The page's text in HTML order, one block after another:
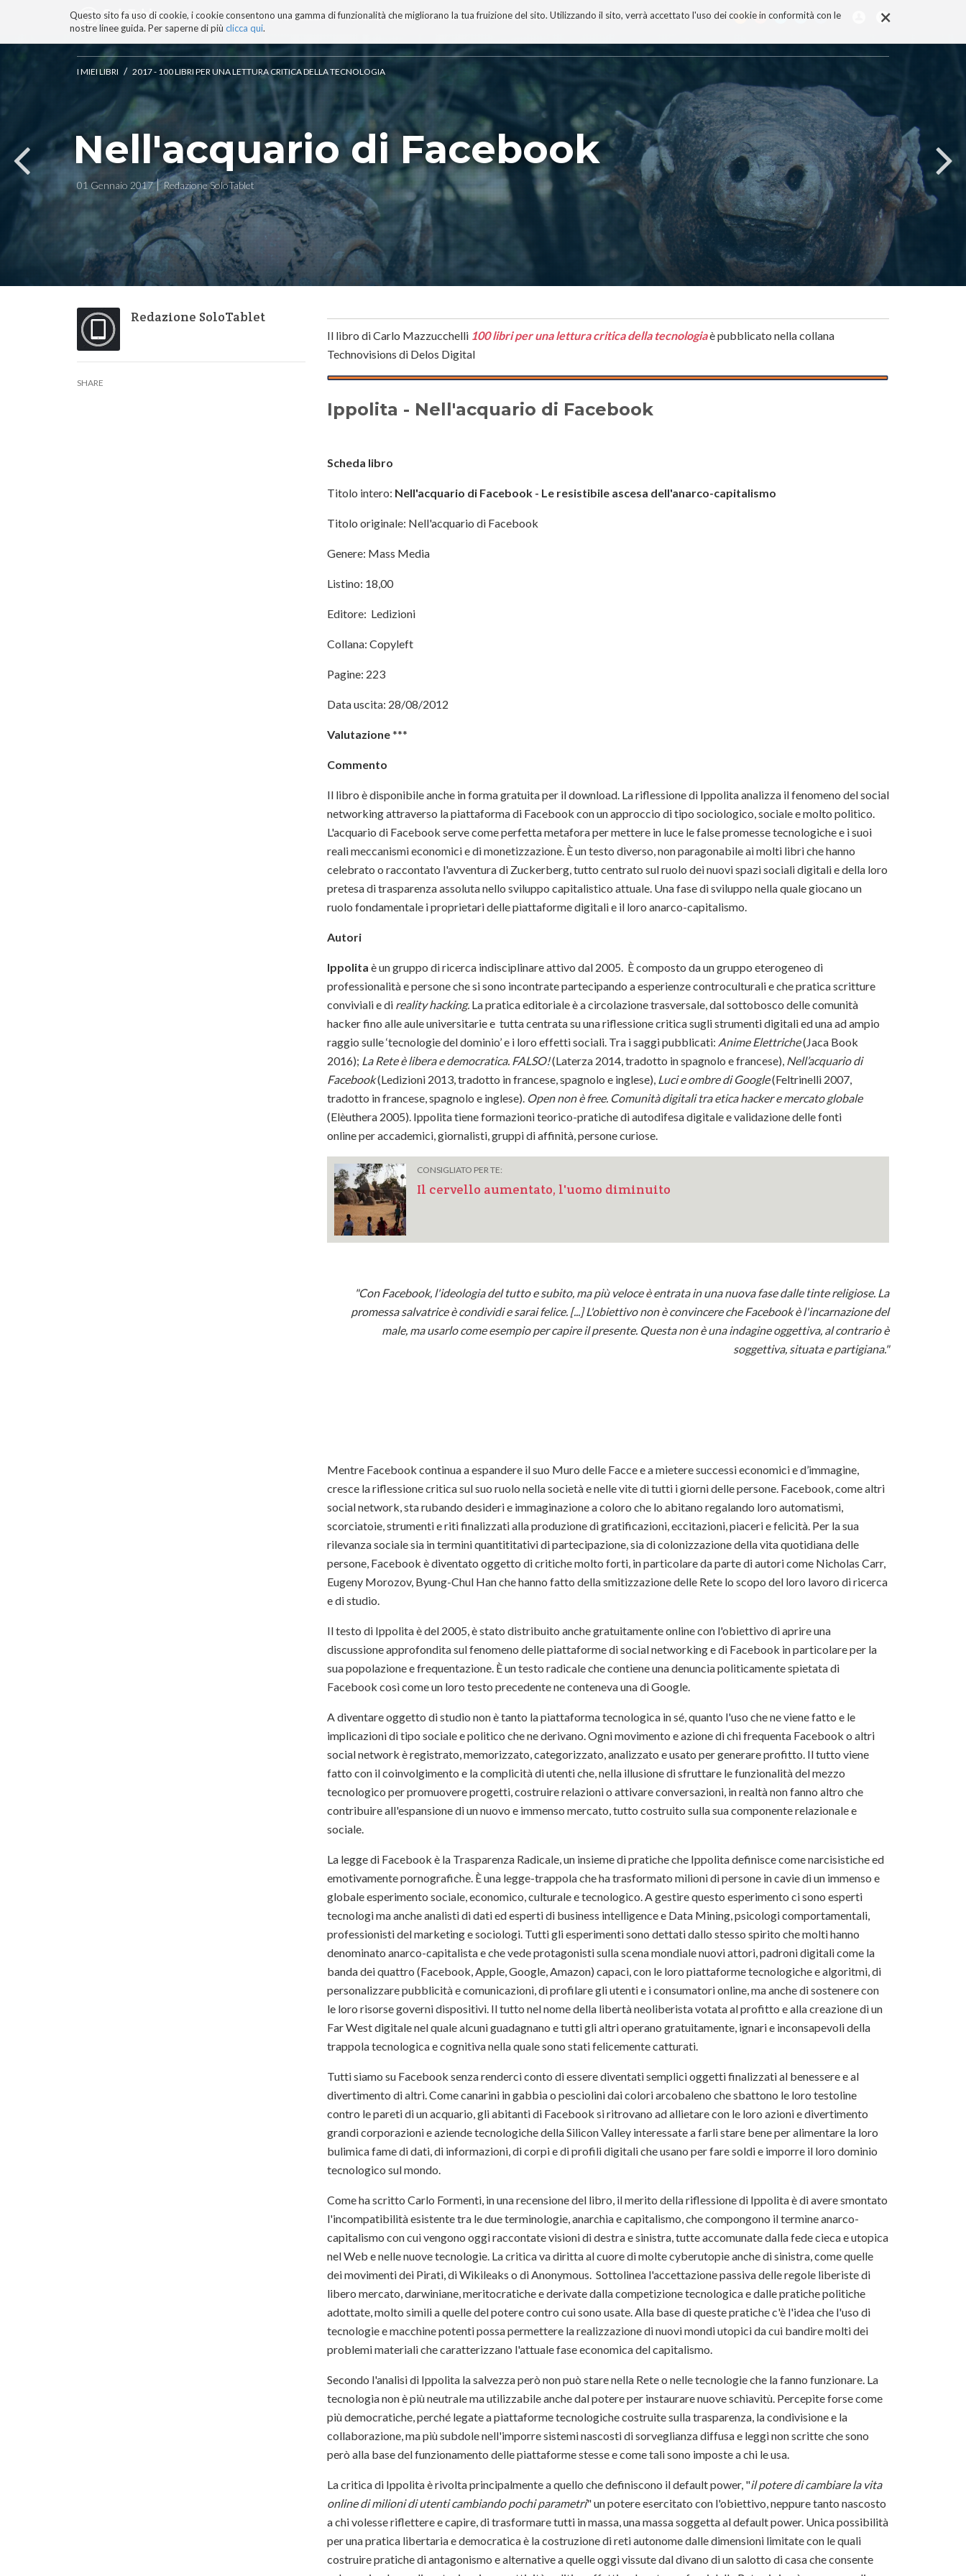
×
Questo sito fa uso di cookie, i cookie consentono una gamma di funzionalità che migliorano la tua fruizione del sito. Utilizzando il sito, verrà accettato l'uso dei cookie in conformità con le
nostre linee guida. Per saperne di più clicca qui.
BLOG TECNOCONSAPEVOLEZZA TECNOBIBLIOGRAFIA I MIEI LIBRI PROGETTO
ai
contenuti.
navigazione
I MIEI LIBRI / 2017 - 100 LIBRI PER UNA LETTURA CRITICA DELLA TECNOLOGIA
Nell'acquario di Facebook
01 Gennaio 2017 Redazione SoloTablet
Redazione SoloTablet
SHARE
Il libro di Carlo Mazzucchelli 100 libri per una lettura critica della tecnologiaè pubblicato nella collana
Technovisions di Delos Digital
Ippolita - Nell'acquario di Facebook
Scheda libro
Titolo intero: Nell'acquario di Facebook - Le resistibile ascesa dell'anarco-capitalismo
Titolo originale: Nell'acquario di Facebook
Genere: Mass Media
Listino: 18,00
Editore: Ledizioni
Collana: Copyleft
Pagine: 223
Data uscita: 28/08/2012
Valutazione***
Commento
Il libro è disponibile anche in forma gratuita per il download. La riflessione di Ippolita analizza il fenomeno del social
networking attraverso la piattaforma di Facebook con un approccio di tipo sociologico, sociale e molto politico.
L'acquario di Facebook serve come perfetta metafora per mettere in luce le false promesse tecnologiche e i suoi
reali meccanismi economici e di monetizzazione. È un testo diverso, non paragonabile ai molti libri che hanno
celebrato o raccontato l'avventura di Zuckerberg, tutto centrato sul ruolo dei nuovi spazi sociali digitali e della loro
pretesa di trasparenza assoluta nello sviluppo capitalistico attuale. Una fase di sviluppo nella quale giocano un
ruolo fondamentale i proprietari delle piattaforme digitali e il loro anarco-capitalismo.
Autori
Ippolita è un gruppo di ricerca indisciplinare attivo dal 2005. È composto da un gruppo eterogeneo di
professionalità e persone che si sono incontrate partecipando a esperienze controculturali e che pratica scritture
conviviali e di reality hacking. La pratica editoriale è a circolazione trasversale, dal sottobosco delle comunità
hacker fino alle aule universitarie e tutta centrata su una riflessione critica sugli strumenti digitali ed una ad ampio
raggio sulle ‘tecnologie del dominio’ e i loro effetti sociali. Tra i saggi pubblicati: Anime Elettriche(Jaca Book
2016); La Rete è libera e democratica. FALSO!(Laterza 2014, tradotto in spagnolo e francese), Nell’acquario di
Facebook(Ledizioni 2013, tradotto in francese, spagnolo e inglese), Luci e ombre di Google(Feltrinelli 2007,
tradotto in francese, spagnolo e inglese). Open non è free. Comunità digitali tra etica hacker e mercato globale
(Elèuthera 2005). Ippolita tiene formazioni teorico-pratiche di autodifesa digitale e validazione delle fonti
online per accademici, giornalisti, gruppi di affinità, persone curiose.
CONSIGLIATO PER TE:
Il cervello aumentato, l'uomo diminuito
"Con Facebook, l'ideologia del tutto e subito, ma più veloce è entrata in una nuova fase dalle tinte religiose. La
promessa salvatrice è condividi e sarai felice. [...] L'obiettivo non è convincere che Facebook è l'incarnazione del
male, ma usarlo come esempio per capire il presente. Questa non è una indagine oggettiva, al contrario è
soggettiva, situata e partigiana."
Mentre Facebook continua a espandere il suo Muro delle Facce e a mietere successi economici e d’immagine,
cresce la riflessione critica sul suo ruolo nella società e nelle vite di tutti i giorni delle persone. Facebook, come altri
social network, sta rubando desideri e immaginazione a coloro che lo abitano regalando loro automatismi,
scorciatoie, strumenti e riti finalizzati alla produzione di gratificazioni, eccitazioni, piaceri e felicità. Per la sua
rilevanza sociale sia in termini quantititativi di partecipazione, sia di colonizzazione della vita quotidiana delle
persone, Facebook è diventato oggetto di critiche molto forti, in particolare da parte di autori come Nicholas Carr,
Eugeny Morozov, Byung-Chul Han che hanno fatto della smitizzazione delle Rete lo scopo del loro lavoro di ricerca
e di studio.
Il testo di Ippolita è del 2005, è stato distribuito anche gratuitamente online con l'obiettivo di aprire una
discussione approfondita sul fenomeno delle piattaforme di social networking e di Facebook in particolare per la
sua popolazione e frequentazione. È un testo radicale che contiene una denuncia politicamente spietata di
Facebook così come un loro testo precedente ne conteneva una di Google.
A diventare oggetto di studio non è tanto la piattaforma tecnologica in sé, quanto l'uso che ne viene fatto e le
implicazioni di tipo sociale e politico che ne derivano. Ogni movimento e azione di chi frequenta Facebook o altri
social network è registrato, memorizzato, categorizzato, analizzato e usato per generare profitto. Il tutto viene
fatto con il coinvolgimento e la complicità di utenti che, nella illusione di sfruttare le funzionalità del mezzo
tecnologico per promuovere progetti, costruire relazioni o attivare conversazioni, in realtà non fanno altro che
contribuire all'espansione di un nuovo e immenso mercato, tutto costruito sulla sua componente relazionale e
sociale.
La legge di Facebook è la Trasparenza Radicale, un insieme di pratiche che Ippolita definisce come narcisistiche ed
emotivamente pornografiche. È una legge-trappola che ha trasformato milioni di persone in cavie di un immenso e
globale esperimento sociale, economico, culturale e tecnologico. A gestire questo esperimento ci sono esperti
tecnologi ma anche analisti di dati ed esperti di business intelligence e Data Mining, psicologi comportamentali,
professionisti del marketing e sociologi. Tutti gli esperimenti sono dettati dallo stesso spirito che molti hanno
denominato anarco-capitalista e che vede protagonisti sulla scena mondiale nuovi attori, padroni digitali come la
banda dei quattro (Facebook, Apple, Google, Amazon) capaci, con le loro piattaforme tecnologiche e algoritmi, di
personalizzare pubblicità e comunicazioni, di profilare gli utenti e i consumatori online, ma anche di sostenere con
le loro risorse governi dispositivi. Il tutto nel nome della libertà neoliberista votata al profitto e alla creazione di un
Far West digitale nel quale alcuni guadagnano e tutti gli altri operano gratuitamente, ignari e inconsapevoli della
trappola tecnologica e cognitiva nella quale sono stati felicemente catturati.
Tutti siamo su Facebook senza renderci conto di essere diventati semplici oggetti finalizzati al benessere e al
divertimento di altri. Come canarini in gabbia o pesciolini dai colori arcobaleno che sbattono le loro testoline
contro le pareti di un acquario, gli abitanti di Facebook si ritrovano ad allietare con le loro azioni e divertimento
grandi corporazioni e aziende tecnologiche della Silicon Valley interessate a farli stare bene per alimentare la loro
bulimica fame di dati, di informazioni, di corpi e di profili digitali che usano per fare soldi e imporre il loro dominio
tecnologico sul mondo.
Come ha scritto Carlo Formenti, in una recensione del libro, il merito della riflessione di Ippolita è di avere smontato
l'incompatibilità esistente tra le due terminologie, anarchia e capitalismo, che compongono il termine anarco-
capitalismo con cui vengono oggi raccontate visioni di destra e sinistra, tutte accomunate dalla fede cieca e utopica
nel Web e nelle nuove tecnologie. La critica va diritta al cuore di molte cyberutopie anche di sinistra, come quelle
dei movimenti dei Pirati, di Wikileaks o di Anonymous. Sottolinea l'accettazione passiva delle regole liberiste di
libero mercato, darwiniane, meritocratiche e derivate dalla competizione tecnologica e dalle pratiche politiche
adottate, molto simili a quelle del potere contro cui sono usate. Alla base di queste pratiche c'è l'idea che l'uso di
tecnologie e macchine potenti possa permettere la realizzazione di nuovi mondi utopici da cui bandire molti dei
problemi materiali che caratterizzano l'attuale fase economica del capitalismo.
Secondo l'analisi di Ippolita la salvezza però non può stare nella Rete o nelle tecnologie che la fanno funzionare. La
tecnologia non è più neutrale ma utilizzabile anche dal potere per instaurare nuove schiavitù. Percepite forse come
più democratiche, perché legate a piattaforme tecnologiche costruite sulla trasparenza, la condivisione e la
collaborazione, ma più subdole nell'imporre sistemi nascosti di sorveglianza diffusa e leggi non scritte che sono
però alla base del funzionamento delle piattaforme stesse e come tali sono imposte a chi le usa.
La critica di Ippolita è rivolta principalmente a quello che definiscono il default power, "il potere di cambiare la vita
online di milioni di utenti cambiando pochi parametri" un potere esercitato con l'obiettivo, neppure tanto nascosto
a chi volesse riflettere e capire, di trasformare tutti in massa, una massa soggetta al default power. Unica possibilità
per una pratica libertaria e democratica è la costruzione di reti autonome dalle dimensioni limitate con le quali
costruire pratiche di antagonismo e alternative a quelle oggi vissute dal divano di un salotto di casa che consente